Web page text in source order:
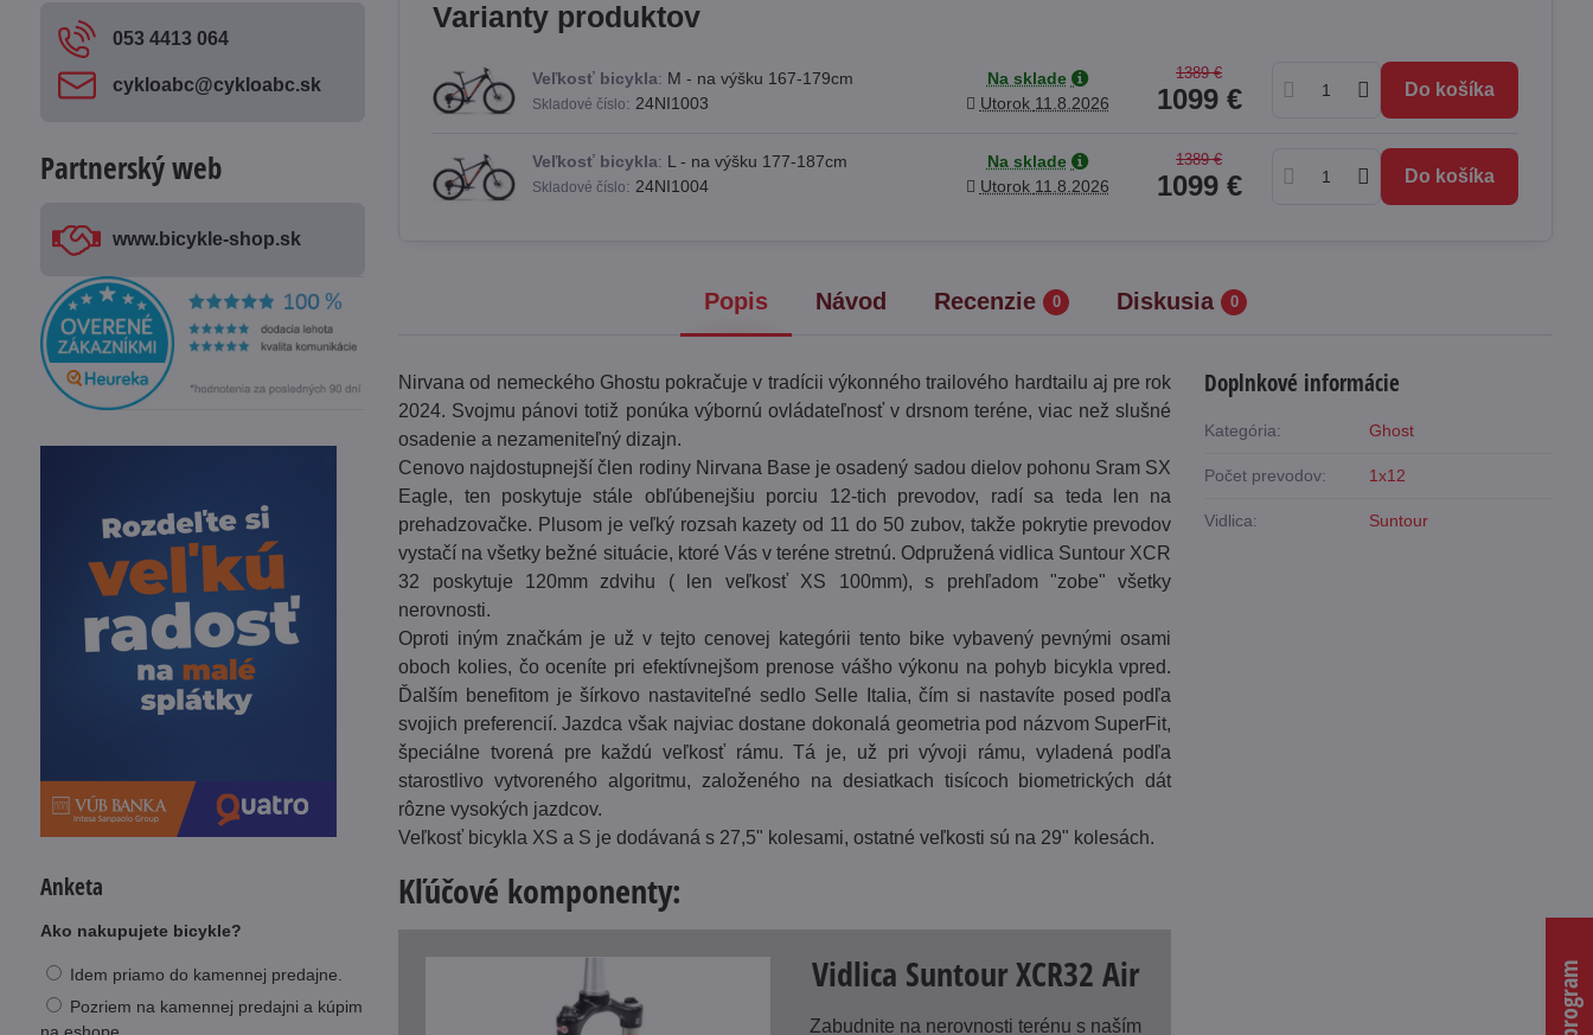
Varianty produktov
Veľkosť bicykla: M - na výšku 167-179cm
Skladové číslo: 24NI1003
Na sklade
Utorok 11.8.2026
1389 €
1099 € Do košíka
Veľkosť bicykla: L - na výšku 177-187cm
Skladové číslo: 24NI1004
Na sklade
Utorok 11.8.2026
1389 €
1099 € Do košíka
Popis Návod Recenzie 0 Diskusia 0
Nirvana od nemeckého Ghostu pokračuje v tradícii výkonného trailového hardtailu aj pre rok
2024. Svojmu pánovi totiž ponúka výbornú ovládateľnosť v drsnom teréne, viac než slušné
osadenie a nezameniteľný dizajn.
Cenovo najdostupnejší člen rodiny Nirvana Base je osadený sadou dielov pohonu Sram SX
Eagle, ten poskytuje stále obľúbenejšiu porciu 12-tich prevodov, radí sa teda len na
prehadzovačke. Plusom je veľký rozsah kazety od 11 do 50 zubov, takže pokrytie prevodov
vystačí na všetky bežné situácie, ktoré Vás v teréne stretnú. Odpružená vidlica Suntour XCR
32 poskytuje 120mm zdvihu ( len veľkosť XS 100mm), s prehľadom "zobe" všetky
nerovnosti.
Oproti iným značkám je už v tejto cenovej kategórii tento bike vybavený pevnými osami
oboch kolies, čo oceníte pri efektívnejšom prenose vášho výkonu na pohyb bicykla vpred.
Ďalším benefitom je šírkovo nastaviteľné sedlo Selle Italia, čím si nastavíte posed podľa
svojich preferencií. Jazdca však najviac dostane dokonalá geometria pod názvom SuperFit,
špeciálne tvorená pre každú veľkosť rámu. Tá je, už pri vývoji rámu, vyladená podľa
starostlivo vytvoreného algoritmu, založeného na desiatkach tisícoch biometrických dát
rôzne vysokých jazdcov.
Veľkosť bicykla XS a S je dodávaná s 27,5" kolesami, ostatné veľkosti sú na 29" kolesách.
Kľúčové komponenty:
Vidlica Suntour XCR32 Air
Zabudnite na nerovnosti terénu s naším
Doplnkové informácie
Kategória: Ghost
Počet prevodov: 1x12
Vidlica: Suntour
053 4413 064
cykloabc​@cykloabc​.sk
Partnerský web
www​.bicykle-shop​.sk
Anketa
Ako nakupujete bicykle?
Idem priamo do kamennej predajne.
Pozriem na kamennej predajni a kúpim